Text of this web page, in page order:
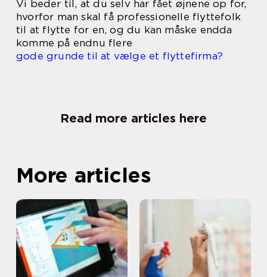
Vi beder til, at du selv har fået øjnene op for,
hvorfor man skal få professionelle flyttefolk
til at flytte for en, og du kan måske endda
komme på endnu flere
gode grunde til at vælge et flyttefirma?
Read more articles here
More articles